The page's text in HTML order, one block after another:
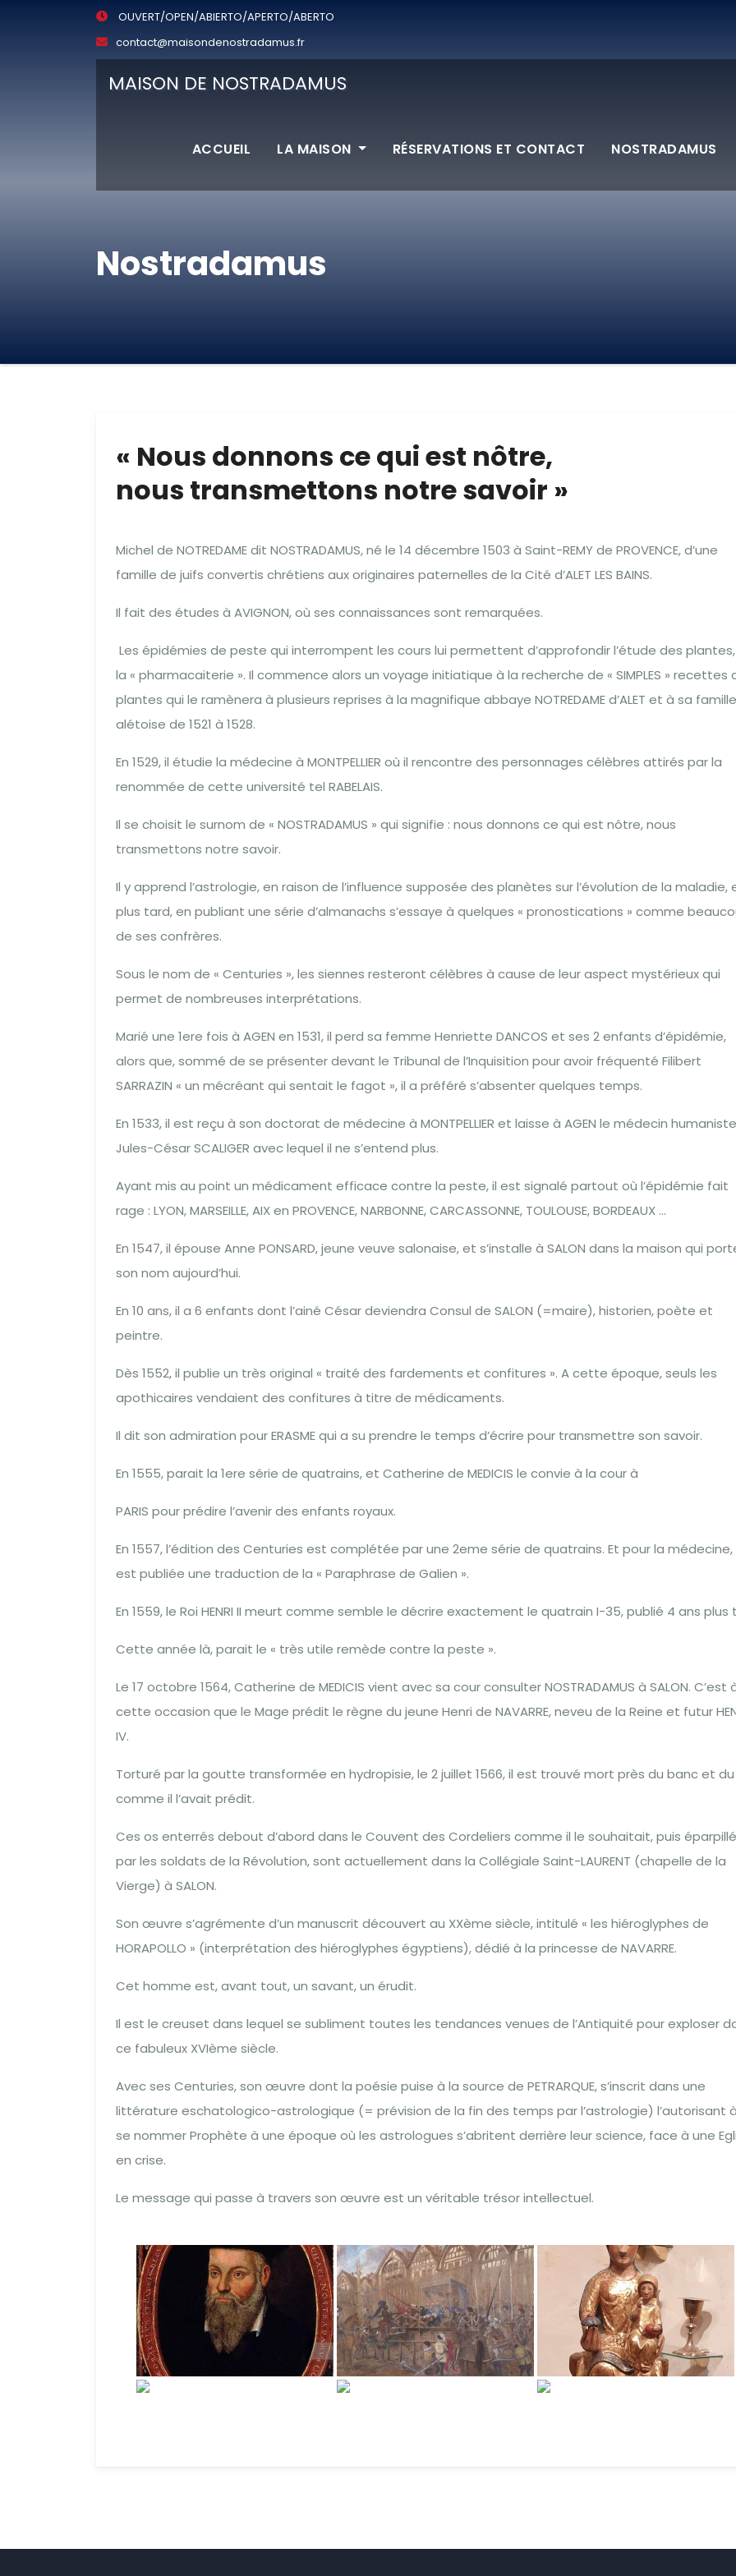
OUVERT/OPEN/ABIERTO/APERTO/ABERTO
contact@maisondenostradamus.fr
MAISON DE NOSTRADAMUS
ACCUEIL LA MAISON RÉSERVATIONS ET CONTACT NOSTRADAMUS
Nostradamus
« Nous donnons ce qui est nôtre,
nous transmettons notre savoir »
Michel de NOTREDAME dit NOSTRADAMUS, né le 14 décembre 1503 à Saint-REMY de PROVENCE, d’une
famille de juifs convertis chrétiens aux originaires paternelles de la Cité d’ALET LES BAINS.
Il fait des études à AVIGNON, où ses connaissances sont remarquées.
Les épidémies de peste qui interrompent les cours lui permettent d’approfondir l’étude des
la « pharmacaiterie ». Il commence alors un voyage initiatique à la recherche de « SIMPLES » recettes
plantes qui le ramènera à plusieurs reprises à la magnifique abbaye NOTREDAME d’ALET et à sa famille
alétoise de 1521 à 1528.
En 1529, il étudie la médecine à MONTPELLIER où il rencontre des personnages célèbres attirés par la
renommée de cette université tel RABELAIS.
Il se choisit le surnom de « NOSTRADAMUS » qui signifie : nous donnons ce qui est nôtre, nous
transmettons notre savoir.
Il y apprend l’astrologie, en raison de l’influence supposée des planètes sur l’évolution de la maladie,
plus tard, en publiant une série d’almanachs s’essaye à quelques « pronostications » comme
de ses confrères.
Sous le nom de « Centuries », les siennes resteront célèbres à cause de leur aspect mystérieux qui
permet de nombreuses interprétations.
Marié une 1ere fois à AGEN en 1531, il perd sa femme Henriette DANCOS et ses 2 enfants d’épidémie,
alors que, sommé de se présenter devant le Tribunal de l’Inquisition pour avoir fréquenté Filibert
SARRAZIN « un mécréant qui sentait le fagot », il a préféré s’absenter quelques temps.
En 1533, il est reçu à son doctorat de médecine à MONTPELLIER et laisse à AGEN le médecin humaniste
Jules-César SCALIGER avec lequel il ne s’entend plus.
Ayant mis au point un médicament efficace contre la peste, il est signalé partout où l’épidémie fait
rage : LYON, MARSEILLE, AIX en PROVENCE, NARBONNE, CARCASSONNE, TOULOUSE, BORDEAUX …
En 1547, il épouse Anne PONSARD, jeune veuve salonaise, et s’installe à SALON dans la maison qui
son nom aujourd’hui.
En 10 ans, il a 6 enfants dont l’ainé César deviendra Consul de SALON (=maire), historien, poète et
peintre.
Dès 1552, il publie un très original « traité des fardements et confitures ». A cette époque, seuls les
apothicaires vendaient des confitures à titre de médicaments.
Il dit son admiration pour ERASME qui a su prendre le temps d’écrire pour transmettre son savoir.
En 1555, parait la 1ere série de quatrains, et Catherine de MEDICIS le convie à la cour à
PARIS pour prédire l’avenir des enfants royaux.
En 1557, l’édition des Centuries est complétée par une 2eme série de quatrains. Et pour la médecine,
est publiée une traduction de la « Paraphrase de Galien ».
En 1559, le Roi HENRI II meurt comme semble le décrire exactement le quatrain I-35, publié 4 ans plus
Cette année là, parait le « très utile remède contre la peste ».
Le 17 octobre 1564, Catherine de MEDICIS vient avec sa cour consulter NOSTRADAMUS à SALON. C’est
cette occasion que le Mage prédit le règne du jeune Henri de NAVARRE, neveu de la Reine et futur
IV.
Torturé par la goutte transformée en hydropisie, le 2 juillet 1566, il est trouvé mort près du banc et
comme il l’avait prédit.
Ces os enterrés debout d’abord dans le Couvent des Cordeliers comme il le souhaitait, puis
par les soldats de la Révolution, sont actuellement dans la Collégiale Saint-LAURENT (chapelle de la
Vierge) à SALON.
Son œuvre s’agrémente d’un manuscrit découvert au XXème siècle, intitulé « les hiéroglyphes de
HORAPOLLO » (interprétation des hiéroglyphes égyptiens), dédié à la princesse de NAVARRE.
Cet homme est, avant tout, un savant, un érudit.
Il est le creuset dans lequel se subliment toutes les tendances venues de l’Antiquité pour exploser
ce fabuleux XVIème siècle.
Avec ses Centuries, son œuvre dont la poésie puise à la source de PETRARQUE, s’inscrit dans une
littérature eschatologico-astrologique (= prévision de la fin des temps par l’astrologie) l’autorisant
se nommer Prophète à une époque où les astrologues s’abritent derrière leur science, face à une
en crise.
Le message qui passe à travers son œuvre est un véritable trésor intellectuel.